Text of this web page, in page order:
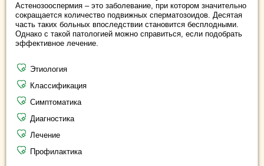
Астенозооспермия – это заболевание, при котором значительно
сокращается количество подвижных сперматозоидов. Десятая
часть таких больных впоследствии становится бесплодными.
Однако с такой патологией можно справиться, если подобрать
эффективное лечение.
Этиология
Классификация
Симптоматика
Диагностика
Лечение
Профилактика